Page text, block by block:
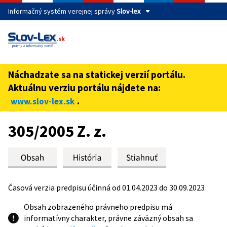
Informačný systém verejnej správySlov-lex
Táto stránka je zabezpečená
cez zabezpečenú webovú stránku verejnej správy SR.
Zabezpečená stránka vždy začína https:// pred názvom
domény webového sídla.
Náchadzate sa na statickej verzií portálu.
Aktuálnu verziu portálu nájdete na:
www.slov-lex.sk .
Preskoč na obsah
305/2005 Z. z.
Časová verzia predpisu účinná od 01.04.2023 do 30.09.2023
Obsah zobrazeného právneho predpisu má
informatívny charakter, právne záväzný obsah sa